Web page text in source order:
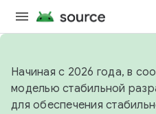
Начиная с 2026 года, в
моделью стабильной
для обеспечения